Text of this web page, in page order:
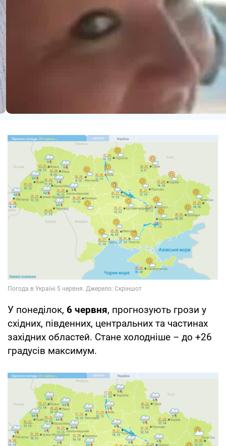
У понеділок, 6 червня, прогнозують грози у
східних, південних, центральних та частинах
західних областей. Стане холодніше – до +26
градусів максимум.